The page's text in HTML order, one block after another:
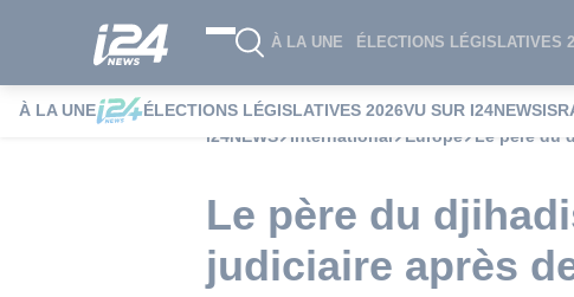
À LA UNE ÉLECTIONS LÉGISLATIVES
À LA UNE ÉLECTIONS LÉGISLATIVES 2026VU SUR I24NEWS
i24NEWS
International Europe Le père du
Le père du
judiciaire après